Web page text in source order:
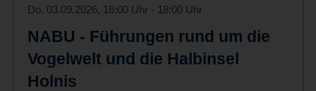
Do. 03.09.2026, 16:00 Uhr - 18:00 Uhr
NABU - Führungen rund um die
Vogelwelt und die Halbinsel
Holnis